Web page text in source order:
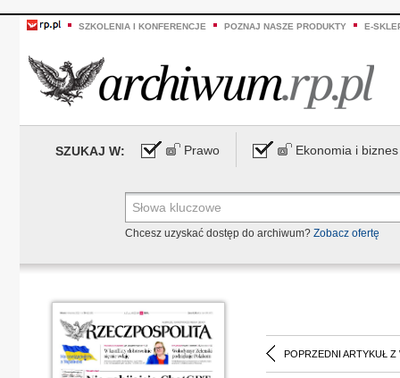
SZKOLENIA I KONFERENCJE POZNAJ NASZE PRODUKTY E-
SZUKAJ W: Prawo Ekonomia i biznes
Chcesz uzyskać dostęp do archiwum? Zobacz ofertę
POPRZEDNI ARTYKUŁ Z